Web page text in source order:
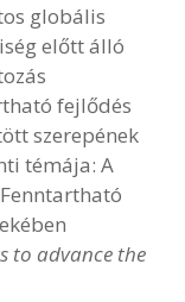
globális
előtt álló
fejlődés
szerepének
témája: A
to advance the